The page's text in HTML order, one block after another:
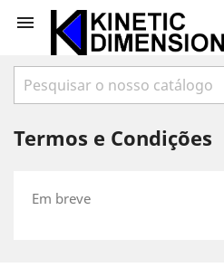

Termos e Condições
Em breve